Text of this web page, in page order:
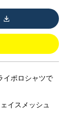
イポロシャツで
イスメッシュ